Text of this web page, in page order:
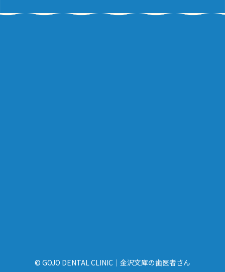
© GOJO DENTAL CLINIC｜金沢文庫の歯医者さん